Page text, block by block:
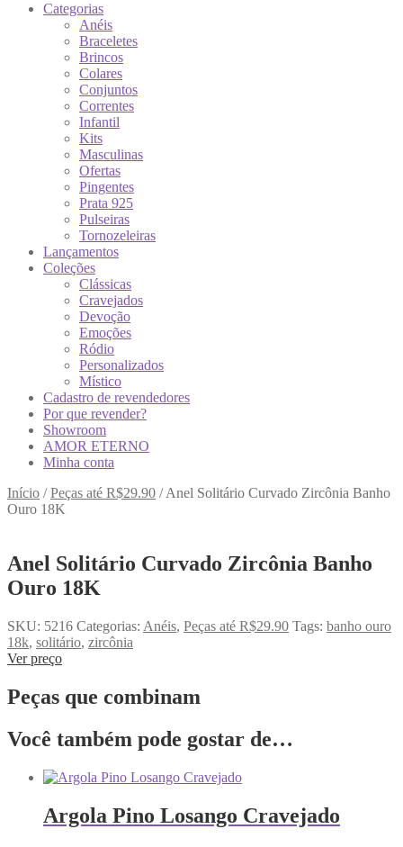
Categorias
Anéis
Braceletes
Brincos
Colares
Conjuntos
Correntes
Infantil
Kits
Masculinas
Ofertas
Pingentes
Prata 925
Pulseiras
Tornozeleiras
Lançamentos
Coleções
Clássicas
Cravejados
Devoção
Emoções
Ródio
Personalizados
Místico
Cadastro de revendedores
Por que revender?
Showroom
AMOR ETERNO
Minha conta
Início /Peças até R$29.90 /Anel Solitário Curvado Zircônia Banho
Ouro 18K
Anel Solitário Curvado Zircônia Banho
Ouro 18K
SKU: 5216 Categorias: Anéis, Peças até R$29.90 Tags: banho ouro
18k, solitário, zircônia
Ver preço
Peças que combinam
Você também pode gostar de…
Argola Pino Losango Cravejado